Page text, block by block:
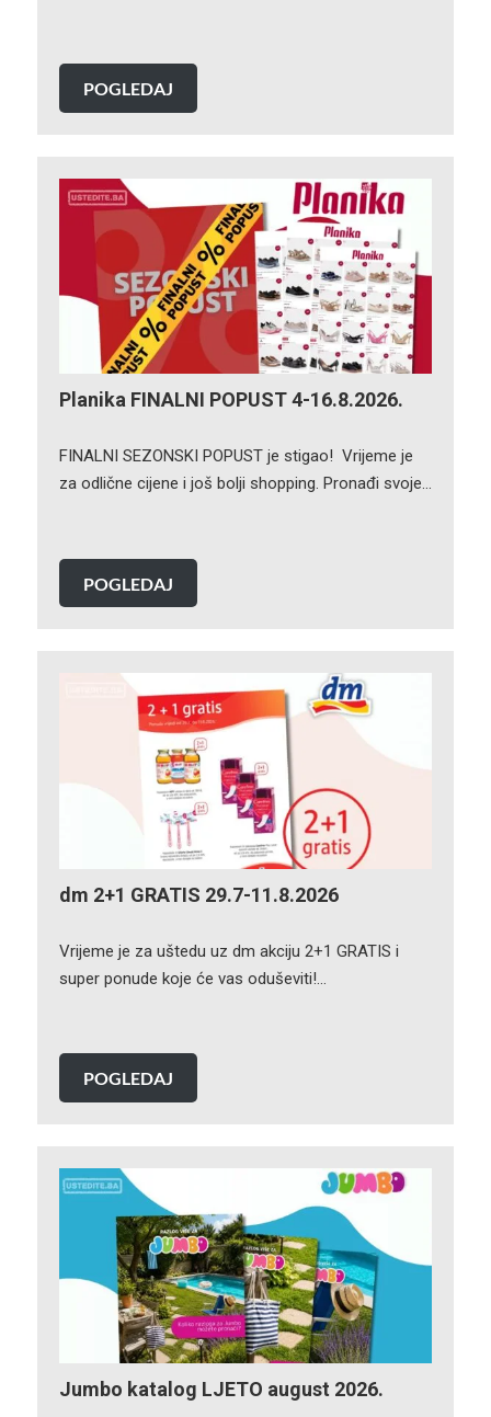
POGLEDAJ
Planika FINALNI POPUST 4-16.8.2026.
FINALNI SEZONSKI POPUST je stigao! Vrijeme je
za odlične cijene i još bolji shopping. Pronađi svoje…
POGLEDAJ
dm 2+1 GRATIS 29.7-11.8.2026
Vrijeme je za uštedu uz dm akciju 2+1 GRATIS i
super ponude koje će vas oduševiti!…
POGLEDAJ
Jumbo katalog LJETO august 2026.